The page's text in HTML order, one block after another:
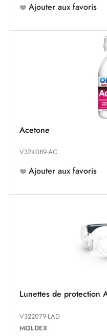
Ajouter aux favoris
Acetone
V324089-AC
Ajouter aux favoris
Lunettes de protection
V322079-LAD
MOLDEX